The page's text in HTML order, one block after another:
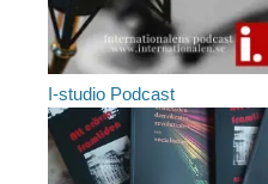
I-studio Podcast